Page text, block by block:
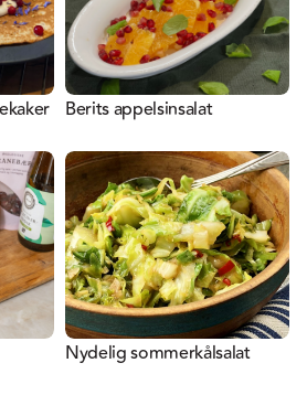
Berits appelsinsalat
Nydelig sommerkålsalat